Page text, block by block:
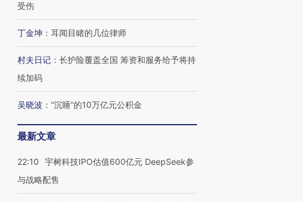
受伤
丁金坤 ： 耳闻目睹的几位律师
村夫日记 ： 长护险覆盖全国 筹资和服务给予将持
续加码
吴晓波 ： “沉睡”的10万亿元公积金
最新文章
22:10
宇树科技IPO估值600亿元 DeepSeek参
与战略配售